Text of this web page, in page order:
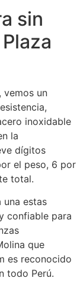
sin
vemos un
inoxidable
la
dígitos
el peso, 6 por
total.
una estas
confiable para
que
es reconocido
todo Perú.